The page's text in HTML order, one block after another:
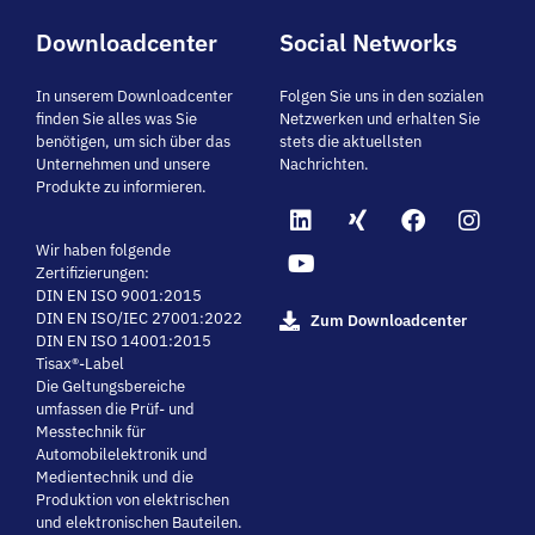
Downloadcenter
In unserem Downloadcenter
finden Sie alles was Sie
benötigen, um sich über das
Unternehmen und unsere
Produkte zu informieren.
Wir haben folgende
Zertifizierungen:
DIN EN ISO 9001:2015
DIN EN ISO/IEC 27001:2022
DIN EN ISO 14001:2015
Tisax®-Label
Die Geltungsbereiche
umfassen die Prüf- und
Messtechnik für
Automobilelektronik und
Medientechnik und die
Produktion von elektrischen
und elektronischen Bauteilen.
Social Networks
Folgen Sie uns in den sozialen
Netzwerken und erhalten Sie
stets die aktuellsten
Nachrichten.
Zum Downloadcenter